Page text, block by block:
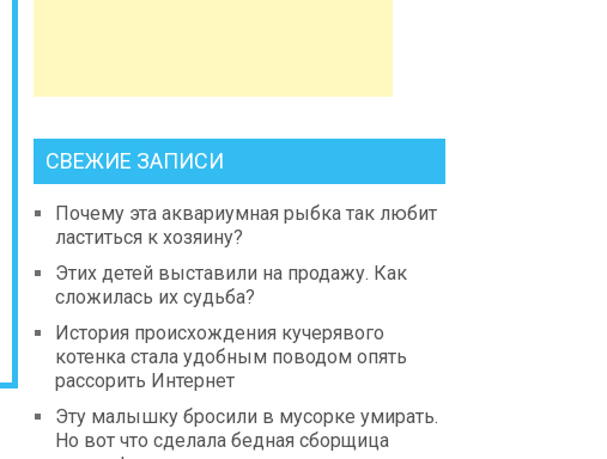
СВЕЖИЕ ЗАПИСИ
Почему эта аквариумная рыбка так любит
ластиться к хозяину?
Этих детей выставили на продажу. Как
сложилась их судьба?
История происхождения кучерявого
котенка стала удобным поводом опять
рассорить Интернет
Эту малышку бросили в мусорке умирать.
Но вот что сделала бедная сборщица